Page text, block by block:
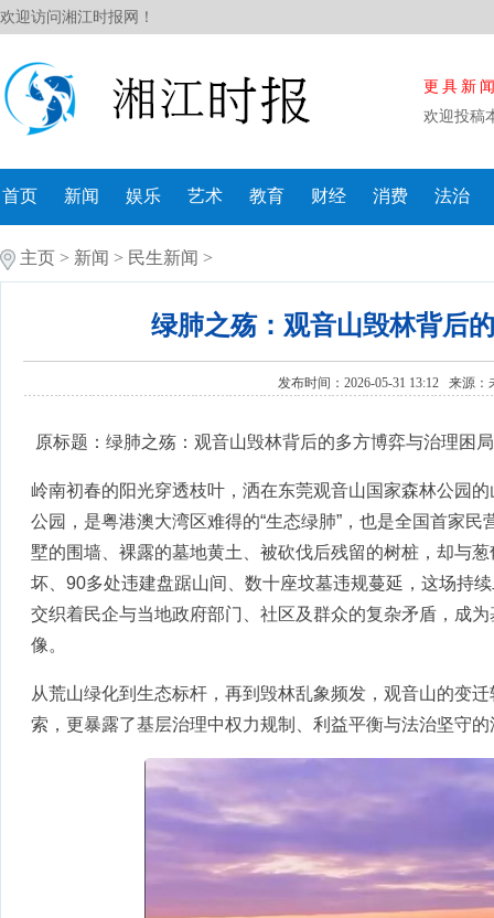
欢迎访问湘江时报网！
更具新
欢迎投稿
首页 新闻 娱乐 艺术 教育 财经 消费 法治
主页 > 新闻 > 民生新闻 >
绿肺之殇：观音山毁林背后
发布时间：2026-05-31 13:12 来源：
原标题：绿肺之殇：观音山毁林背后的多方博弈与治理困局
岭南初春的阳光穿透枝叶，洒在东莞观音山国家森林公园
公园，是粤港澳大湾区难得的“生态绿肺”，也是全国首家
墅的围墙、裸露的墓地黄土、被砍伐后残留的树桩，却与
坏、90多处违建盘踞山间、数十座坟墓违规蔓延，这场持
交织着民企与当地政府部门、社区及群众的复杂矛盾，成
像。
从荒山绿化到生态标杆，再到毁林乱象频发，观音山的变
索，更暴露了基层治理中权力规制、利益平衡与法治坚守